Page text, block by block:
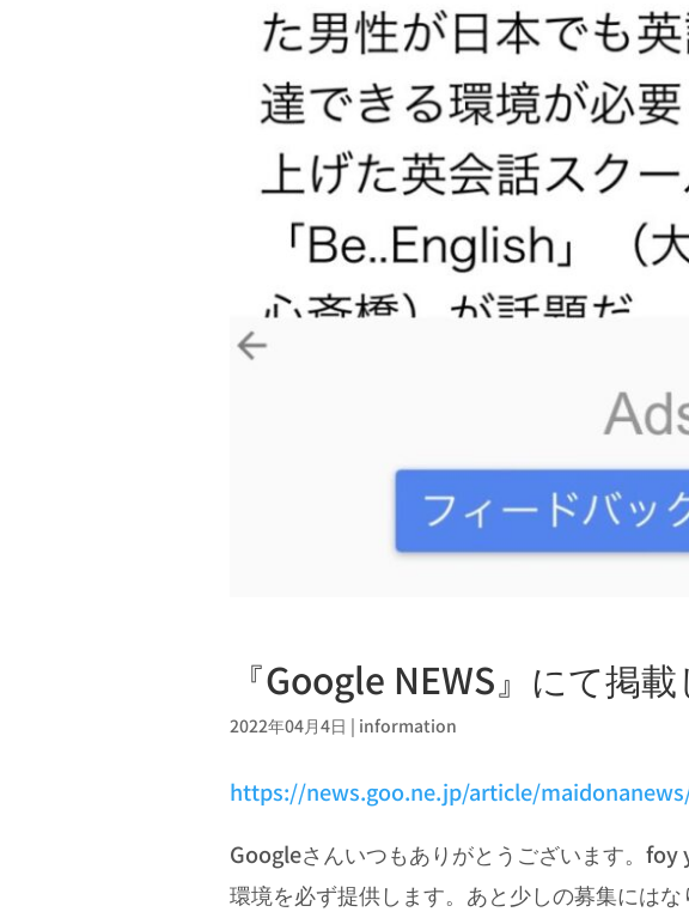
『Google NEWS』にて掲
2022年04月4日 | information
https://news.goo.ne.jp/article/
Googleさんいつもありがとうございます。
環境を必ず提供します。あと少しの募集には